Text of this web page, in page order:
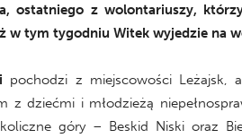
ostatniego z wolontariuszy,
w tym tygodniu Witek wyjedzie na
pochodzi z miejscowości Leżajsk,
z dziećmi i młodzieżą
góry – Beskid Niski oraz